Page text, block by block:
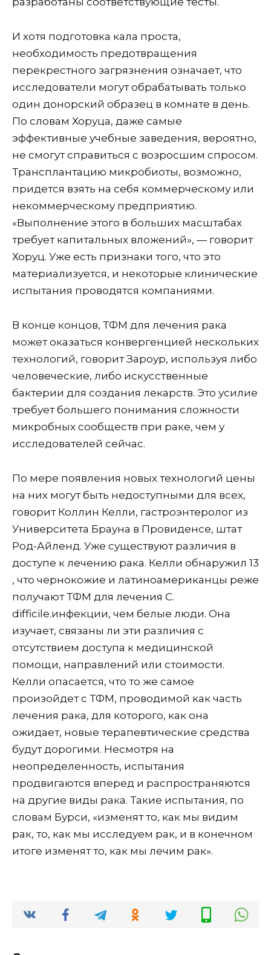
И хотя подготовка кала проста,
необходимость предотвращения
перекрестного загрязнения означает, что
исследователи могут обрабатывать только
один донорский образец в комнате в день.
По словам Хоруца, даже самые
эффективные учебные заведения, вероятно,
не смогут справиться с возросшим спросом.
Трансплантацию микробиоты, возможно,
придется взять на себя коммерческому или
некоммерческому предприятию.
«Выполнение этого в больших масштабах
требует капитальных вложений», — говорит
Хоруц. Уже есть признаки того, что это
материализуется, и некоторые клинические
испытания проводятся компаниями.
В конце концов, ТФМ для лечения рака
может оказаться конвергенцией нескольких
технологий, говорит Зароур, используя либо
человеческие, либо искусственные
бактерии для создания лекарств. Это усилие
требует большего понимания сложности
микробных сообществ при раке, чем у
исследователей сейчас.
По мере появления новых технологий цены
на них могут быть недоступными для всех,
говорит Коллин Келли, гастроэнтеролог из
Университета Брауна в Провиденсе, штат
Род-Айленд. Уже существуют различия в
доступе к лечению рака. Келли обнаружил 13
, что чернокожие и латиноамериканцы реже
получают ТФМ для лечения C.
difficile.инфекции, чем белые люди. Она
изучает, связаны ли эти различия с
отсутствием доступа к медицинской
помощи, направлений или стоимости.
Келли опасается, что то же самое
произойдет с ТФМ, проводимой как часть
лечения рака, для которого, как она
ожидает, новые терапевтические средства
будут дорогими. Несмотря на
неопределенность, испытания
продвигаются вперед и распространяются
на другие виды рака. Такие испытания, по
словам Бурси, «изменят то, как мы видим
рак, то, как мы исследуем рак, и в конечном
итоге изменят то, как мы лечим рак».